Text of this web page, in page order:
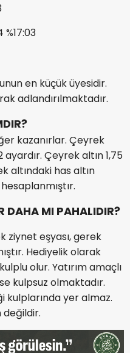
%17:03
en küçük üyesidir.
adlandırılmaktadır.
kazanırlar. Çeyrek
ayardır. Çeyrek altın 1,75
altındaki has altın
DAHA MI PAHALIDIR?
ziynet eşyası, gerek
Hediyelik olarak
olur. Yatırım amaçlı
kulpsuz olmaktadır.
kulplarında yer almaz.
değildir.